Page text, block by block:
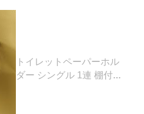
トイレットペーパーホル
ダー シングル 1連 棚付き